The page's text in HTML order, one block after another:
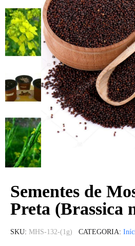
Sementes de
Preta (Brassica
SKU MHS-132-(1g) CATEGORIA